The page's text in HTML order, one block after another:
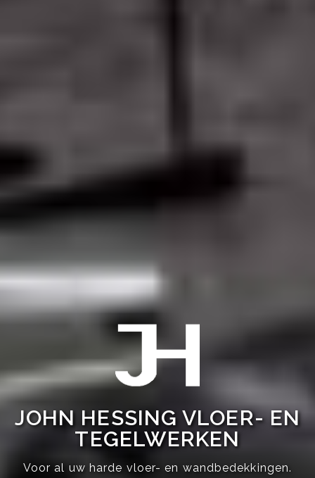
JOHN HESSING VLOER- EN
TEGELWERKEN
Voor al uw harde vloer- en wandbedekkingen.